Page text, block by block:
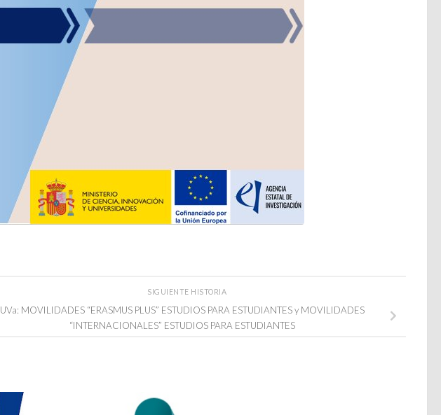
SIGUIENTE HISTORIA
UVa: MOVILIDADES “ERASMUS PLUS” ESTUDIOS PARA ESTUDIANTES y MOVILIDADES
“INTERNACIONALES” ESTUDIOS PARA ESTUDIANTES